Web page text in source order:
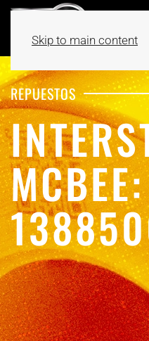
Skip to main content
REPUESTOS
MCBEE: